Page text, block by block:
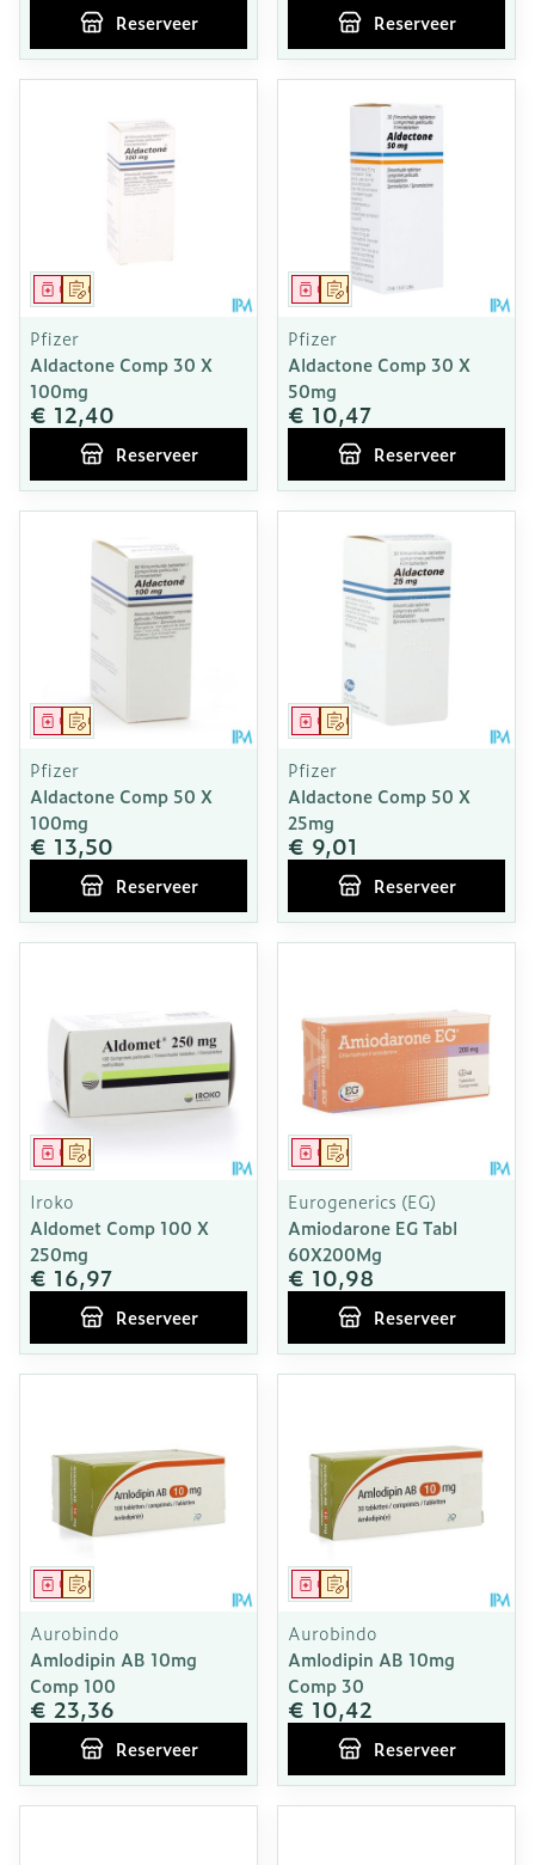
Reserveer Reserveer
Op voorschrift
Geneesmiddel
Pfizer
Aldactone Comp 30 X
100mg
€ 12,40
Reserveer
Op voorschrift
Geneesmiddel
Pfizer
Aldactone Comp 30 X
50mg
€ 10,47
Reserveer
Op voorschrift
Geneesmiddel
Pfizer
Aldactone Comp 50 X
100mg
€ 13,50
Reserveer
Op voorschrift
Geneesmiddel
Pfizer
Aldactone Comp 50 X
25mg
€ 9,01
Reserveer
Op voorschrift
Geneesmiddel
Iroko
Aldomet Comp 100 X
250mg
€ 16,97
Reserveer
Op voorschrift
Geneesmiddel
Eurogenerics (EG)
Amiodarone EG Tabl
60X200Mg
€ 10,98
Reserveer
Op voorschrift
Geneesmiddel
Aurobindo
Amlodipin AB 10mg
Comp 100
€ 23,36
Reserveer
Op voorschrift
Geneesmiddel
Aurobindo
Amlodipin AB 10mg
Comp 30
€ 10,42
Reserveer